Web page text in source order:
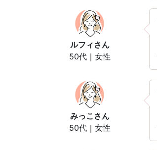
ルフィ さん
50代｜女性
みっこ さん
50代｜女性